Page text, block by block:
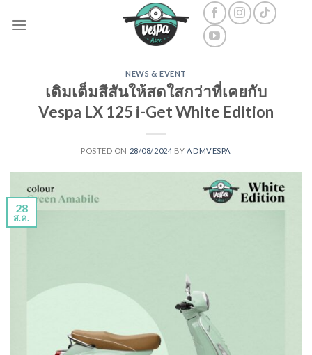
NEWS & EVENT
เติมเต็มสีสันให้สดใสกว่าที่เคยกับ
Vespa LX 125 i-Get White Edition
POSTED ON 28/08/2024 BY ADMVESPA
28
ส.ค.